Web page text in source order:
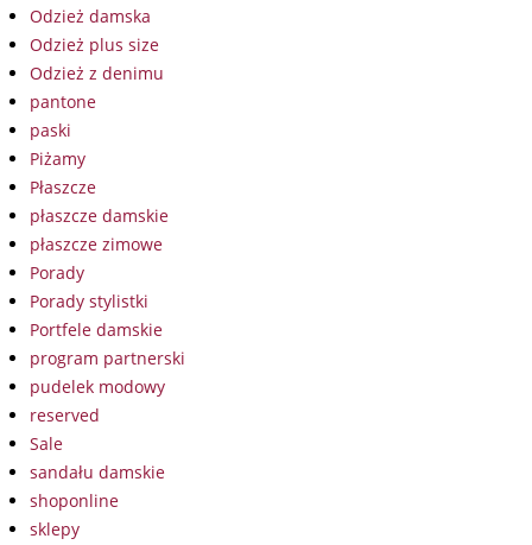
Odzież damska
Odzież plus size
Odzież z denimu
pantone
paski
Piżamy
Płaszcze
płaszcze damskie
płaszcze zimowe
Porady
Porady stylistki
Portfele damskie
program partnerski
pudelek modowy
reserved
Sale
sandału damskie
shoponline
sklepy